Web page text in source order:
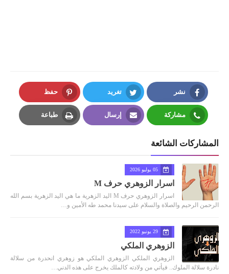
نشر
Facebook
تغريد
Twitter
حفظ
Pinterest
مشاركة إرسال طباعة
المشاركات الشائعة
05 يوليو 2026
اسرار الزوهري حرف M
اسرار الزوهري حرف M اليد الزهرية ما هي اليد الزهرية بسم الله
الرحمن الرحيم والصلاة والسلام على سيدنا محمد طه الأمين و…
29 يونيو 2022
الزوهري الملكي
الزوهري الملكي الزوهري الملكي هو زوهري انحدرة من سلالة
نادرة سلالة الملوك.. فيأتي من ولادته كالملك يخرج على هذه الدني…